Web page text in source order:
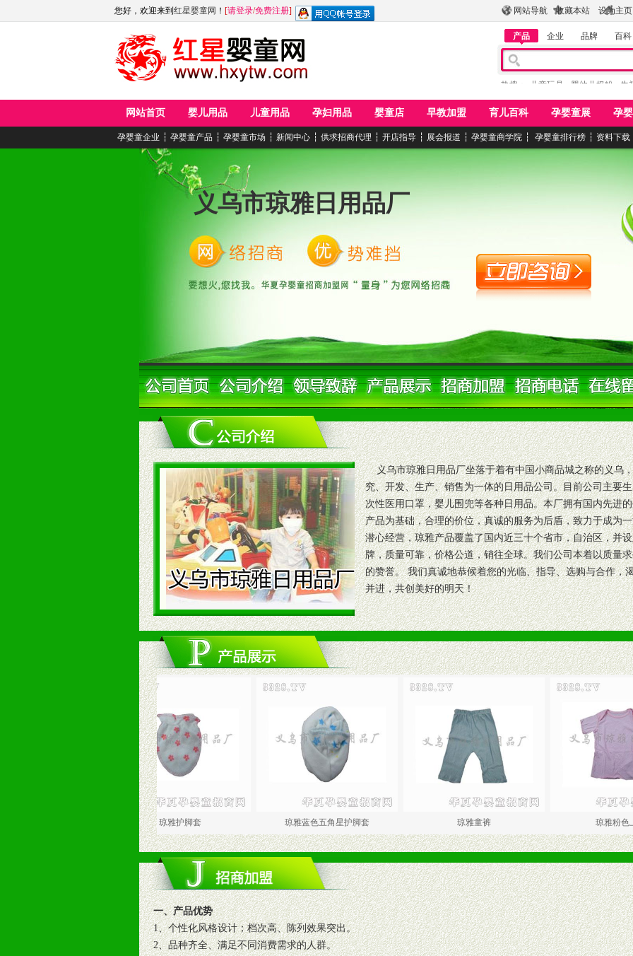
网站导航 收藏本站 设为主页
您好，欢迎来到 红星婴童网 ！ [请登录/免费注册]
产品 企业 品牌 百科
热搜： 儿童玩具 婴幼儿奶粉 牛
网站首页 婴儿用品 儿童用品 孕妇用品 婴童店 早教加盟 育儿百科 孕婴童展 孕
孕婴童企业 ┆ 孕婴童产品 ┆ 孕婴童市场 ┆ 新闻中心 ┆ 供求招商代理 ┆ 开店指导 ┆ 展会报道 ┆ 孕婴童商学院 ┆ 孕婴童排行榜 ┆ 资料下载
义乌市琼雅日用品厂
义乌市琼雅日用品厂坐落于着有中国小商品城之称的义乌
究、开发、生产、销售为一体的日用品公司。目前公司主要
次性医用口罩，婴儿围兜等各种日用品。本厂拥有国内先进
产品为基础，合理的价位，真诚的服务为后盾，致力于成为
潜心经营，琼雅产品覆盖了国内近三十个省市，自治区，并
牌，质量可靠，价格公道，销往全球。我们公司本着以质量
的赞誉。 我们真诚地恭候着您的光临、指导、选购与合作，
并进，共创美好的明天！
琼雅护脚套 琼雅蓝色五角星护脚套 琼雅粉色上衣
一、产品优势
1、个性化风格设计；档次高、陈列效果突出。
2、品种齐全、满足不同消费需求的人群。